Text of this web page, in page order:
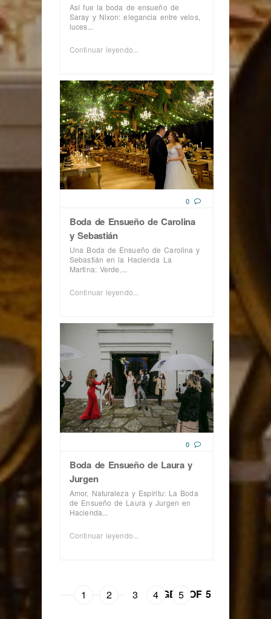
Así fue la boda de ensueño de
Saray y Nixon: elegancia entre velos,
luces...
Continuar leyendo...
0
Boda de Ensueño de Carolina
y Sebastián
Una Boda de Ensueño de Carolina y
Sebastián en la Hacienda La
Martina: Verde,...
Continuar leyendo...
0
Boda de Ensueño de Laura y
Jurgen
Amor, Naturaleza y Espíritu: La Boda
de Ensueño de Laura y Jurgen en
Hacienda...
Continuar leyendo...
PAGE 3 OF 5
1 2 3 4 5